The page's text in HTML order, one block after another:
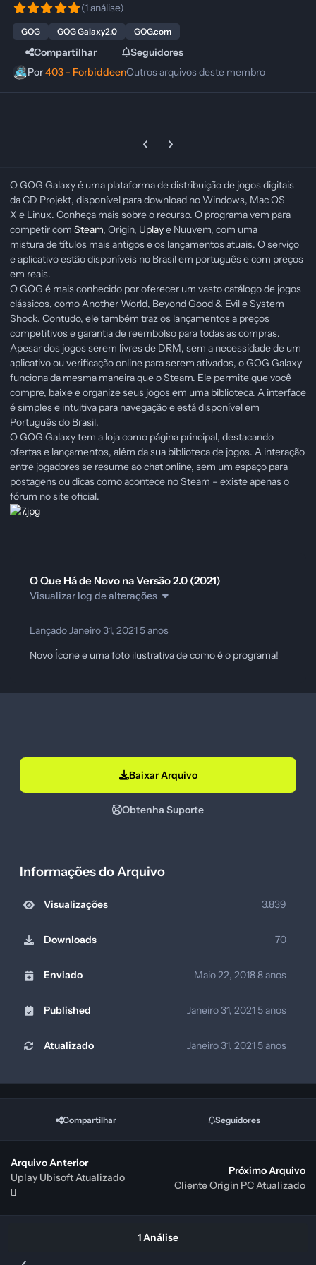
(1 análise)
GOG GOG Galaxy2.0 GOG.com
Compartilhar
Seguidores
Por403 - ForbiddeenOutros arquivos deste membro
Previous carousel slide
Next carousel slide
O GOG Galaxy é uma plataforma de distribuição de jogos digitais
da CD Projekt, disponível para download no Windows, Mac OS
X e Linux. Conheça mais sobre o recurso. O programa vem para
competir com Steam, Origin, Uplaye Nuuvem, com uma
mistura de títulos mais antigos e os lançamentos atuais. O serviço
e aplicativo estão disponíveis no Brasil em português e com preços
em reais.
O GOG é mais conhecido por oferecer um vasto catálogo de jogos
clássicos, como Another World, Beyond Good & Evil e System
Shock. Contudo, ele também traz os lançamentos a preços
competitivos e garantia de reembolso para todas as compras.
Apesar dos jogos serem livres de DRM, sem a necessidade de um
aplicativo ou verificação online para serem ativados, o GOG Galaxy
funciona da mesma maneira que o Steam. Ele permite que você
compre, baixe e organize seus jogos em uma biblioteca. A interface
é simples e intuitiva para navegação e está disponível em
Português do Brasil.
O GOG Galaxy tem a loja como página principal, destacando
ofertas e lançamentos, além da sua biblioteca de jogos. A interação
entre jogadores se resume ao chat online, sem um espaço para
postagens ou dicas como acontece no Steam – existe apenas o
fórum no site oficial.
O Que Há de Novo na Versão2.0 (2021)
Visualizar log de alterações
LançadoJaneiro 31, 20215 anos
Novo Ícone e uma foto ilustrativa de como é o programa!
Baixar Arquivo
Obtenha Suporte
Informações do Arquivo
Visualizações 3.839
Downloads 70
Enviado Maio 22, 20188 anos
Published Janeiro 31, 2021 5 anos
Atualizado Janeiro 31, 2021 5 anos
Compartilhar Seguidores
Arquivo Anterior
Uplay Ubisoft Atualizado
Próximo Arquivo
Cliente Origin PC Atualizado
1 Análise